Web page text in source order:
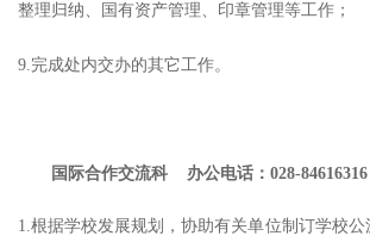
整理归纳、国有资产管理、印章管理等工作；
9.完成处内交办的其它工作。
国际合作交流科 办公电话：028-84616316
1.根据学校发展规划，协助有关单位制订学校公